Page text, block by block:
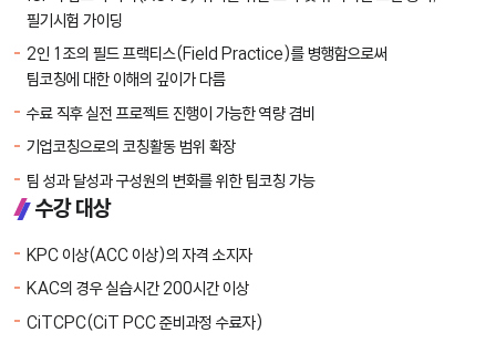
필기시험 가이딩
2인 1조의 필드 프랙티스(Field Practice)를 병행함으로써
팀코칭에 대한 이해의 깊이가 다름
수료 직후 실전 프로젝트 진행이 가능한 역량 겸비
기업코칭으로의 코칭활동 범위 확장
팀 성과 달성과 구성원의 변화를 위한 팀코칭 가능
수강 대상
KPC 이상(ACC 이상)의 자격 소지자
KAC의 경우 실습시간 200시간 이상
CiTCPC(CiT PCC 준비과정 수료자)